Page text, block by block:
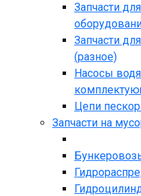
Запчасти
Запчасти
(разное)
Насосы
Цепи
Запчасти на